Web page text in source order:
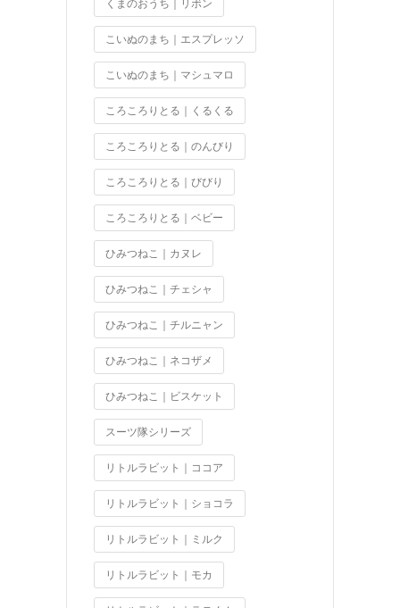
くまのおうち｜リボン
こいぬのまち｜エスプレッソ
こいぬのまち｜マシュマロ
ころころりとる｜くるくる
ころころりとる｜のんびり
ころころりとる｜びびり
ころころりとる｜ベビー
ひみつねこ｜カヌレ
ひみつねこ｜チェシャ
ひみつねこ｜チルニャン
ひみつねこ｜ネコザメ
ひみつねこ｜ビスケット
スーツ隊シリーズ
リトルラビット｜ココア
リトルラビット｜ショコラ
リトルラビット｜ミルク
リトルラビット｜モカ